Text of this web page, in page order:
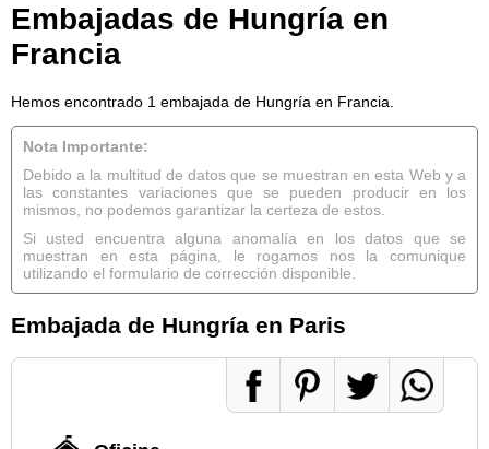
Embajadas de Hungría en
Francia
Hemos encontrado 1 embajada de Hungría en Francia.
Nota Importante:
Debido a la multitud de datos que se muestran en esta Web y a
las constantes variaciones que se pueden producir en los
mismos, no podemos garantizar la certeza de estos.
Si usted encuentra alguna anomalía en los datos que se
muestran en esta página, le rogamos nos la comunique
utilizando el formulario de corrección disponible.
Embajada de Hungría en Paris